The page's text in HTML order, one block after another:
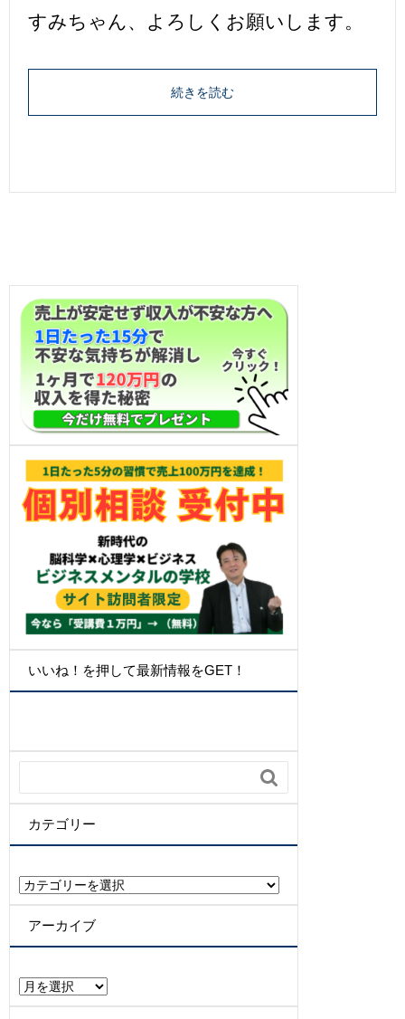
すみちゃん、よろしくお願いします。
続きを読む
いいね！を押して最新情報をGET！

カテゴリー
カ
テ
ゴ
リ
アーカイブ
ア
ー